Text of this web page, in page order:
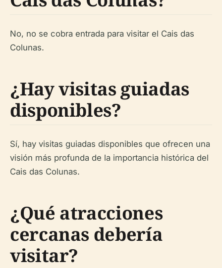
No, no se cobra entrada para visitar el Cais das
Colunas.
¿Hay visitas guiadas
disponibles?
Sí, hay visitas guiadas disponibles que ofrecen una
visión más profunda de la importancia histórica del
Cais das Colunas.
¿Qué atracciones
cercanas debería
visitar?